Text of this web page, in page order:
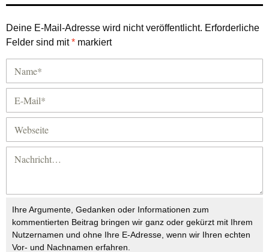
Deine E-Mail-Adresse wird nicht veröffentlicht. Erforderliche
Felder sind mit* markiert
Ihre Argumente, Gedanken oder Informationen zum
kommentierten Beitrag bringen wir ganz oder gekürzt mit Ihrem
Nutzernamen und ohne Ihre E-Adresse, wenn wir Ihren echten
Vor- und Nachnamen erfahren.